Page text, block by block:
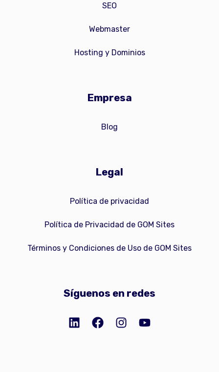
SEO
Webmaster
Hosting y Dominios
Empresa
Blog
Legal
Política de privacidad
Política de Privacidad de GOM Sites
Términos y Condiciones de Uso de GOM Sites
Síguenos en redes